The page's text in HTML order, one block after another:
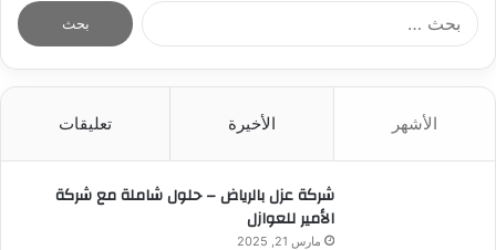
الأشهر الأخيرة تعليقات
شركة عزل بالرياض – حلول شاملة مع شركة
الأمير للعوازل
مارس 21, 2025